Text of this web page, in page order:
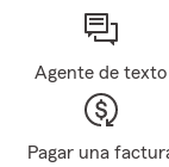
Agente de texto
Pagar una